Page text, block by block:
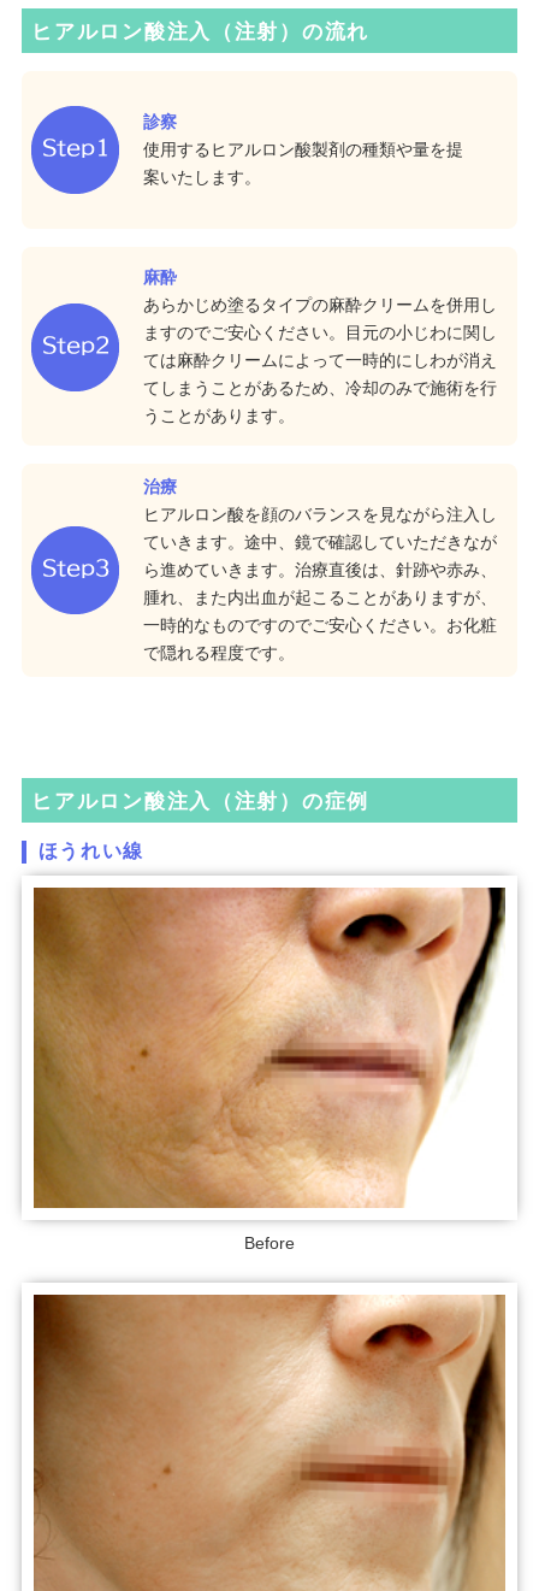
ヒアルロン酸注入（注射）の流れ
診察
使用するヒアルロン酸製剤の種類や量を提
案いたします。
麻酔
あらかじめ塗るタイプの麻酔クリームを併用し
ますのでご安心ください。目元の小じわに関し
ては麻酔クリームによって一時的にしわが消え
てしまうことがあるため、冷却のみで施術を行
うことがあります。
治療
ヒアルロン酸を顔のバランスを見ながら注入し
ていきます。途中、鏡で確認していただきなが
ら進めていきます。治療直後は、針跡や赤み、
腫れ、また内出血が起こることがありますが、
一時的なものですのでご安心ください。お化粧
で隠れる程度です。
ヒアルロン酸注入（注射）の症例
ほうれい線
Before